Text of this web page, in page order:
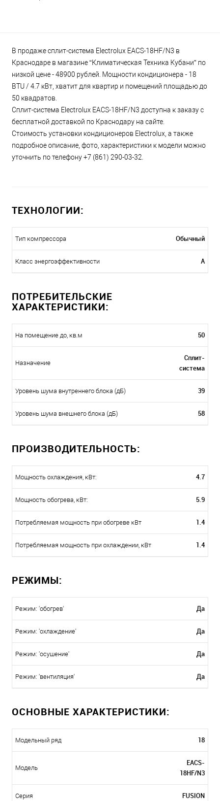
В продаже сплит-система Electrolux EACS-18HF/N3 в
Краснодаре в магазине “Климатическая Техника Кубани” по
низкой цене - 48900 рублей. Мощности кондиционера - 18
BTU / 4.7 кВт, хватит для квартир и помещений площадью до
50 квадратов.
Сплит-система Electrolux EACS-18HF/N3 доступна к заказу с
бесплатной доставкой по Краснодару на сайте.
Стоимость установки кондиционеров Electrolux, а также
подробное описание, фото, характеристики к модели можно
уточнить по телефону +7 (861) 290-03-32.
ТЕХНОЛОГИИ:
Тип компрессора Обычный
Класс энергоэффективности A
ПОТРЕБИТЕЛЬСКИЕ
ХАРАКТЕРИСТИКИ:
На помещение до, кв.м 50
Назначение
Сплит-
система
Уровень шума внутреннего блока (дБ) 39
Уровень шума внешнего блока (дБ) 58
ПРОИЗВОДИТЕЛЬНОСТЬ:
Мощность охлаждения, кВт: 4.7
Мощность обогрева, кВт: 5.9
Потребляемая мощность при обогреве кВт 1.4
Потребляемая мощность при охлаждении, кВт 1.4
РЕЖИМЫ:
Режим: 'обогрев' Да
Режим: 'охлаждение' Да
Режим: 'осушение' Да
Режим: 'вентиляция' Да
ОСНОВНЫЕ ХАРАКТЕРИСТИКИ:
Модельный ряд 18
Модель
EACS-
18HF/N3
Серия FUSION